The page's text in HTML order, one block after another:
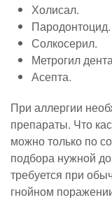
Холисал.
Пародонтоцид.
Солкосерил.
Метрогил
Асепта.
При аллергии
препараты. Что
можно только по
подбора нужной
требуется при
гнойном